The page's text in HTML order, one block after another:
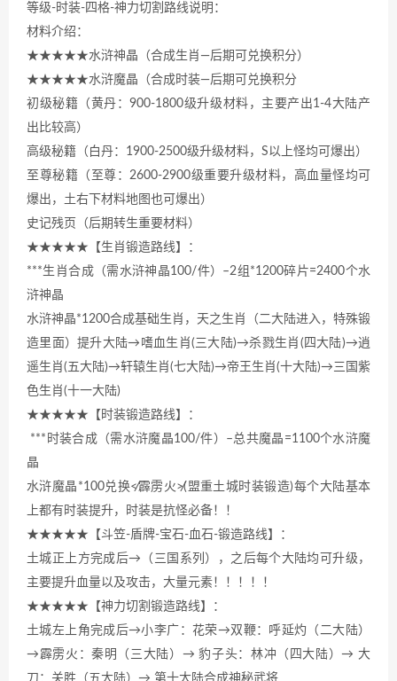
等级-时装-四格-神力切割路线说明：
材料介绍：
★★★★★水浒神晶（合成生肖—后期可兑换积分）
★★★★★水浒魔晶（合成时装—后期可兑换积分
初级秘籍（黄丹：900-1800级升级材料，主要产出1-4大陆产
出比较高）
高级秘籍（白丹：1900-2500级升级材料，S以上怪均可爆出）
至尊秘籍（至尊：2600-2900级重要升级材料，高血量怪均可
爆出，土右下材料地图也可爆出）
史记残页（后期转生重要材料）
★★★★★【生肖锻造路线】：
***生肖合成（需水浒神晶100/件）–2组*1200碎片=2400个水
浒神晶
水浒神晶*1200合成基础生肖，天之生肖（二大陆进入，特殊锻
造里面）提升大陆→嗜血生肖(三大陆)→杀戮生肖(四大陆)→逍
遥生肖(五大陆)→轩辕生肖(七大陆)→帝王生肖(十大陆)→三国紫
色生肖(十一大陆)
★★★★★【时装锻造路线】：
***时装合成（需水浒魔晶100/件）–总共魔晶=1100个水浒魔
晶
水浒魔晶*100兑换≮霹雳火≯(盟重土城时装锻造)每个大陆基本
上都有时装提升，时装是抗怪必备！！
★★★★★【斗笠-盾牌-宝石-血石-锻造路线】：
土城正上方完成后→（三国系列），之后每个大陆均可升级，
主要提升血量以及攻击，大量元素！！！！！
★★★★★【神力切割锻造路线】：
土城左上角完成后→小李广：花荣→双鞭：呼延灼（二大陆）
→霹雳火：秦明（三大陆）→ 豹子头：林冲（四大陆）→ 大
刀：关胜（五大陆）→ 第十大陆合成神秘武将